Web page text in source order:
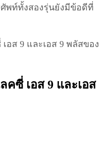
ศัพท์ทั้งสองรุ่นยังมีข้อดีที่
อส 9 และเอส 9 พลัสของ
คซี่ เอส 9 และเอส